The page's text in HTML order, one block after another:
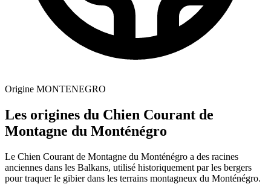
Origine MONTENEGRO
Les origines du Chien Courant de
Montagne du Monténégro
Le Chien Courant de Montagne du Monténégro a des racines
anciennes dans les Balkans, utilisé historiquement par les bergers
pour traquer le gibier dans les terrains montagneux du Monténégro.